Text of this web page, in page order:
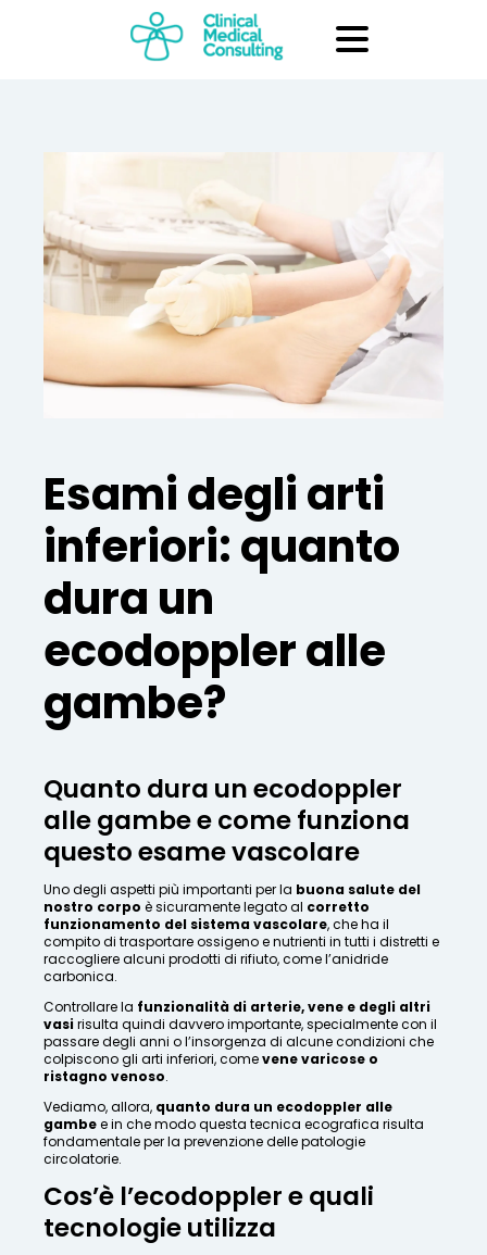
Esami degli arti
inferiori: quanto
dura un
ecodoppler alle
gambe?
Quanto dura un ecodoppler
alle gambe e come funziona
questo esame vascolare
Uno degli aspetti più importanti per la buona salute del
nostro corpo è sicuramente legato al corretto
funzionamento del sistema vascolare, che ha il
compito di trasportare ossigeno e nutrienti in tutti i distretti e
raccogliere alcuni prodotti di rifiuto, come l’anidride
carbonica.
Controllare la funzionalità di arterie, vene e degli altri
vasirisulta quindi davvero importante, specialmente con il
passare degli anni o l’insorgenza di alcune condizioni che
colpiscono gli arti inferiori, comevene varicose o
ristagno venoso.
Vediamo, allora, quanto dura un ecodoppler alle
gambee in che modo questa tecnica ecografica risulta
fondamentale per la prevenzione delle patologie
circolatorie.
Cos’è l’ecodoppler e quali
tecnologie utilizza